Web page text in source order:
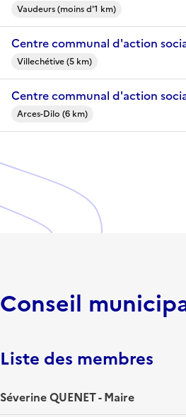
Vaudeurs (moins d'1 km)
Centre communal d'action
Villechétive (5 km)
Centre communal d'action
Arces-Dilo (6 km)
Conseil
Liste des membres
Séverine QUENET - Maire